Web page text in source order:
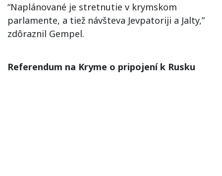
“Naplánované je stretnutie v krymskom
parlamente, a tiež návšteva Jevpatoriji a Jalty,”
zdôraznil Gempel.
Referendum na Kryme o pripojení k Rusku